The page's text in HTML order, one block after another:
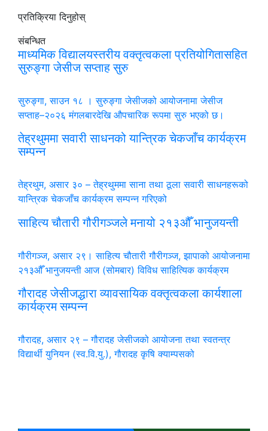
प्रतिक्रिया दिनुहोस्
संबन्धित
माध्यमिक विद्यालयस्तरीय वक्तृत्वकला प्रतियोगितासहित
सुरुङ्गा जेसीज सप्ताह सुरु
सुरुङ्गा, साउन १८ । सुरुङ्गा जेसीजको आयोजनामा जेसीज
सप्ताह–२०२६ मंगलबारदेखि औपचारिक रूपमा सुरु भएको छ।
तेह्रथुममा सवारी साधनको यान्त्रिक चेकजाँच कार्यक्रम
सम्पन्न
तेह्रथुम, असार ३० – तेह्रथुममा साना तथा ठूला सवारी साधनहरूको
यान्त्रिक चेकजाँच कार्यक्रम सम्पन्न गरिएको
साहित्य चौतारी गौरीगञ्जले मनायो २१३औँ भानुजयन्ती
गौरीगञ्ज, असार २९। साहित्य चौतारी गौरीगञ्ज, झापाको आयोजनामा
२१३औँ भानुजयन्ती आज (सोमबार) विविध साहित्यिक कार्यक्रम
गौरादह जेसीजद्धारा व्यावसायिक वक्तृत्वकला कार्यशाला
कार्यक्रम सम्पन्न
गौरादह, असार २९ – गौरादह जेसीजको आयोजना तथा स्वतन्त्र
विद्यार्थी युनियन (स्व.वि.यु.), गौरादह कृषि क्याम्पसको